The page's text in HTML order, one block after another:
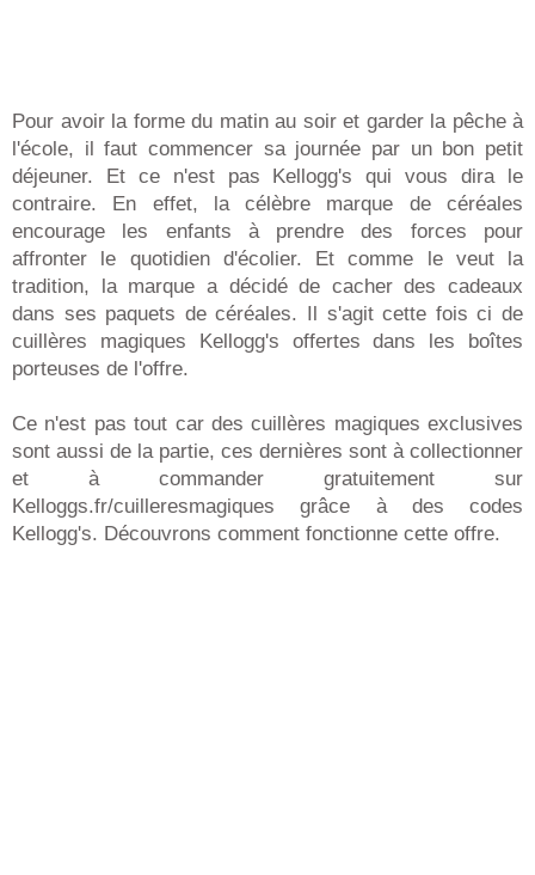
Pour avoir la forme du matin au soir et garder la pêche à
l'école, il faut commencer sa journée par un bon petit
déjeuner. Et ce n'est pas Kellogg's qui vous dira le
contraire. En effet, la célèbre marque de céréales
encourage les enfants à prendre des forces pour
affronter le quotidien d'écolier. Et comme le veut la
tradition, la marque a décidé de cacher des cadeaux
dans ses paquets de céréales. Il s'agit cette fois ci de
cuillères magiques Kellogg's offertes dans les boîtes
porteuses de l'offre.
Ce n'est pas tout car des cuillères magiques exclusives
sont aussi de la partie, ces dernières sont à collectionner
et à commander gratuitement sur
Kelloggs.fr/cuilleresmagiques grâce à des codes
Kellogg's. Découvrons comment fonctionne cette offre.